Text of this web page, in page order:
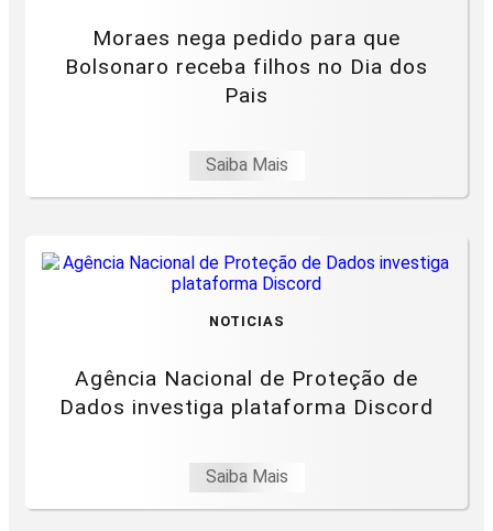
Moraes nega pedido para que
Bolsonaro receba filhos no Dia dos
Pais
Saiba Mais
NOTICIAS
Agência Nacional de Proteção de
Dados investiga plataforma Discord
Saiba Mais